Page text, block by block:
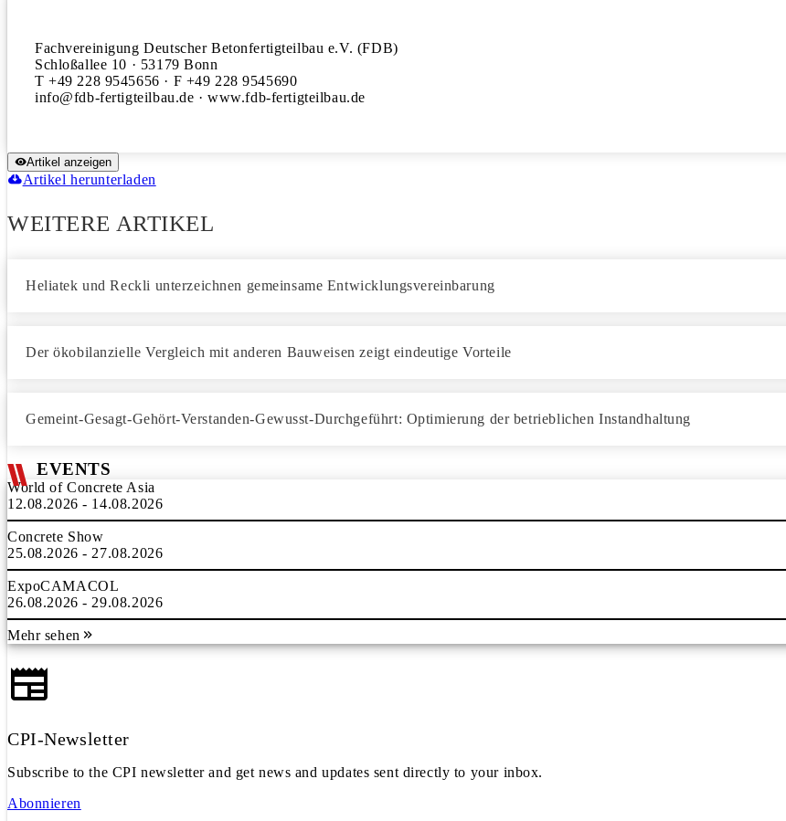
Fachvereinigung Deutscher Betonfertigteilbau e.V. (FDB)
Schloßallee 10 · 53179 Bonn
T +49 228 9545656 · F +49 228 9545690
Artikel anzeigen
Artikel herunterladen
WEITERE ARTIKEL
Heliatek und Reckli unterzeichnen gemeinsame Entwicklungsvereinbarung
Der ökobilanzielle Vergleich mit anderen Bauweisen zeigt eindeutige Vorteile
Gemeint-Gesagt-Gehört-Verstanden-Gewusst-Durchgeführt: Optimierung der betrieblichen Instandhaltung
EVENTS
World of Concrete Asia
12.08.2026 - 14.08.2026
Concrete Show
25.08.2026 - 27.08.2026
ExpoCAMACOL
26.08.2026 - 29.08.2026
Mehr sehen
CPI-Newsletter
Subscribe to the CPI newsletter and get news and updates sent directly to your inbox.
Abonnieren